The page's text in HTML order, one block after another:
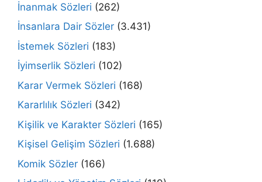
İnanmak Sözleri (262)
İnsanlara Dair Sözler (3.431)
İstemek Sözleri (183)
İyimserlik Sözleri (102)
Karar Vermek Sözleri (168)
Kararlılık Sözleri (342)
Kişilik ve Karakter Sözleri (165)
Kişisel Gelişim Sözleri (1.688)
Komik Sözler (166)